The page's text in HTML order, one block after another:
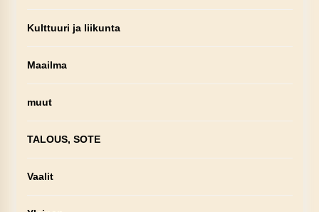
Kulttuuri ja liikunta
Maailma
muut
TALOUS, SOTE
Vaalit